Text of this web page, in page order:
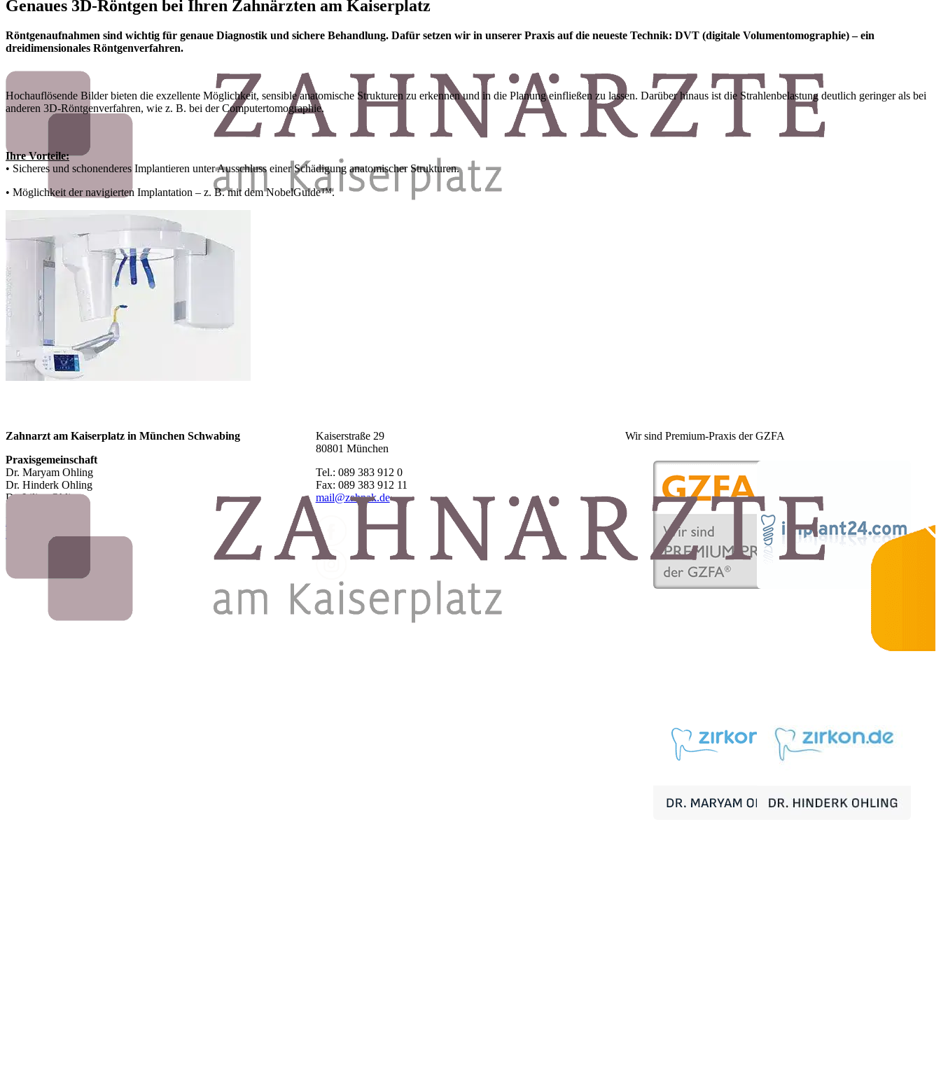
Genaues 3D-Röntgen bei Ihren Zahnärzten am Kaiserplatz
Röntgenaufnahmen sind wichtig für genaue Diagnostik und sichere Behandlung. Dafür setzen wir in unserer Praxis auf die neueste Technik: DVT (digitale Volumentomographie) – ein
dreidimensionales Röntgenverfahren.
Hochauflösende Bilder bieten die exzellente Möglichkeit, sensible anatomische Strukturen zu erkennen und in die Planung einfließen zu lassen. Darüber hinaus ist die Strahlenbelastung deutlich geringer als bei
anderen 3D-Röntgenverfahren, wie z. B. bei der Computertomographie.
Ihre Vorteile:
• Sicheres und schonenderes Implantieren unter Ausschluss einer Schädigung anatomischer Strukturen.
• Möglichkeit der navigierten Implantation – z. B. mit dem NobelGuide™.
Zahnarzt am Kaiserplatz in München Schwabing
Praxisgemeinschaft
Dr. Maryam Ohling
Dr. Hinderk Ohling
Dr. Lilian Ohling
Datenschutz
Kaiserstraße 29
80801 München
Tel.: 089 383 912 0
Fax: 089 383 912 11
mail@zahnak.de
Wir sind Premium-Praxis der GZFA